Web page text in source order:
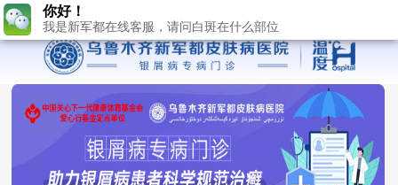
我是新军都在线客服，请问白斑在什么部位